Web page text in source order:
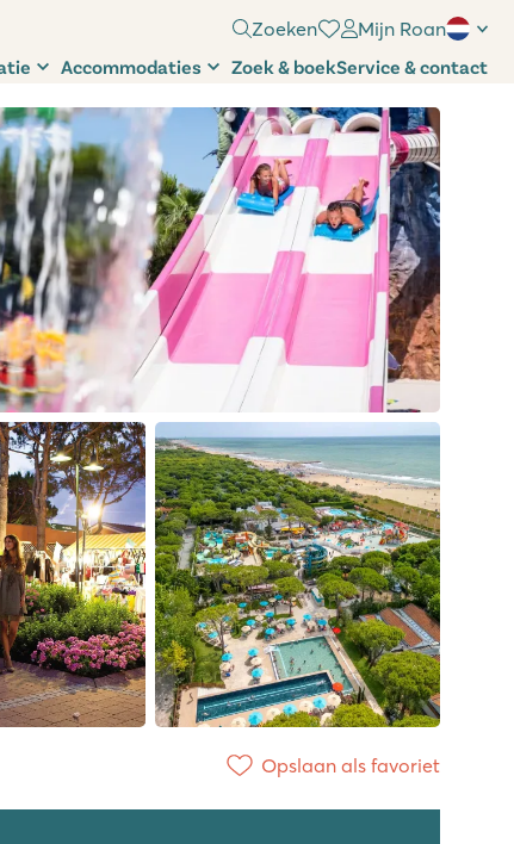
Zoeken Mijn Roan
Accommodaties Zoek & boekService & contact
Opslaan als favoriet